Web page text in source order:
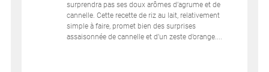
surprendra pas ses doux arômes d’agrume et de
cannelle. Cette recette de riz au lait, relativement
simple à faire, promet bien des surprises
assaisonnée de cannelle et d’un zeste d’orange....